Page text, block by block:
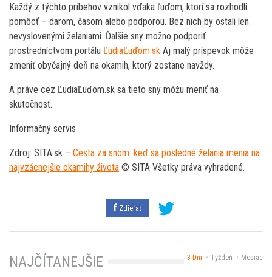
Každý z týchto príbehov vznikol vďaka ľuďom, ktorí sa rozhodli
pomôcť – darom, časom alebo podporou. Bez nich by ostali len
nevyslovenými želaniami. Ďalšie sny možno podporiť
prostredníctvom portálu ĽudiaĽuďom.sk Aj malý príspevok môže
zmeniť obyčajný deň na okamih, ktorý zostane navždy.
A práve cez ĽudiaĽuďom.sk sa tieto sny môžu meniť na
skutočnosť.
Informačný servis
Zdroj: SITA.sk – Cesta za snom: keď sa posledné želania menia na
najvzácnejšie okamihy života © SITA Všetky práva vyhradené.
Zdieľať
3 Dni Týždeň Mesiac
NAJČÍTANEJŠIE